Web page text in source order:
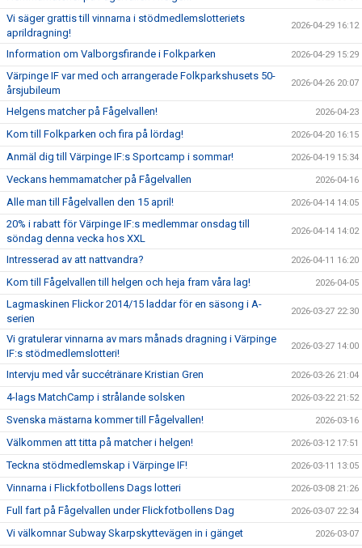
Vi säger grattis till vinnarna i stödmedlemslotteriets
aprildragning!
2026-04-29 16:12
Information om Valborgsfirande i Folkparken 2026-04-29 15:29
Värpinge IF var med och arrangerade Folkparkshusets 50-
årsjubileum
2026-04-26 20:07
Helgens matcher på Fågelvallen! 2026-04-23
Kom till Folkparken och fira på lördag! 2026-04-20 16:15
Anmäl dig till Värpinge IF:s Sportcamp i sommar! 2026-04-19 15:34
Veckans hemmamatcher på Fågelvallen 2026-04-16
Alle man till Fågelvallen den 15 april! 2026-04-14 14:05
20% i rabatt för Värpinge IF:s medlemmar onsdag till
söndag denna vecka hos XXL
2026-04-14 14:02
Intresserad av att nattvandra? 2026-04-11 16:20
Kom till Fågelvallen till helgen och heja fram våra lag! 2026-04-05
Lagmaskinen Flickor 2014/15 laddar för en säsong i A-
serien
2026-03-27 22:30
Vi gratulerar vinnarna av mars månads dragning i Värpinge
IF:s stödmedlemslotteri!
2026-03-27 14:00
Intervju med vår succétränare Kristian Gren 2026-03-26 21:04
4-lags MatchCamp i strålande solsken 2026-03-22 21:52
Svenska mästarna kommer till Fågelvallen! 2026-03-16
Välkommen att titta på matcher i helgen! 2026-03-12 17:51
Teckna stödmedlemskap i Värpinge IF! 2026-03-11 13:05
Vinnarna i Flickfotbollens Dags lotteri 2026-03-08 21:26
Full fart på Fågelvallen under Flickfotbollens Dag 2026-03-07 22:34
Vi välkomnar Subway Skarpskyttevägen in i gänget 2026-03-07